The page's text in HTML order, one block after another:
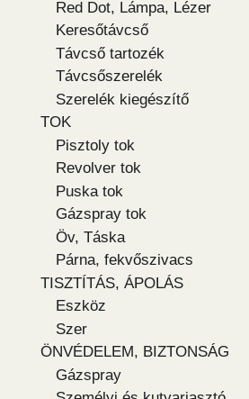
Red Dot, Lámpa, Lézer
Keresőtávcső
Távcső tartozék
Távcsőszerelék
Szerelék kiegészítő
TOK
Pisztoly tok
Revolver tok
Puska tok
Gázspray tok
Öv, Táska
Párna, fekvőszivacs
TISZTÍTÁS, ÁPOLÁS
Eszköz
Szer
ÖNVÉDELEM, BIZTONSÁG
Gázspray